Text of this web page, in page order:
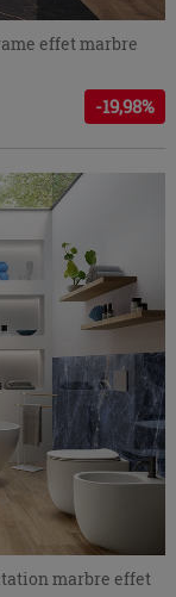
effet marbre
-19,98%
marbre effet